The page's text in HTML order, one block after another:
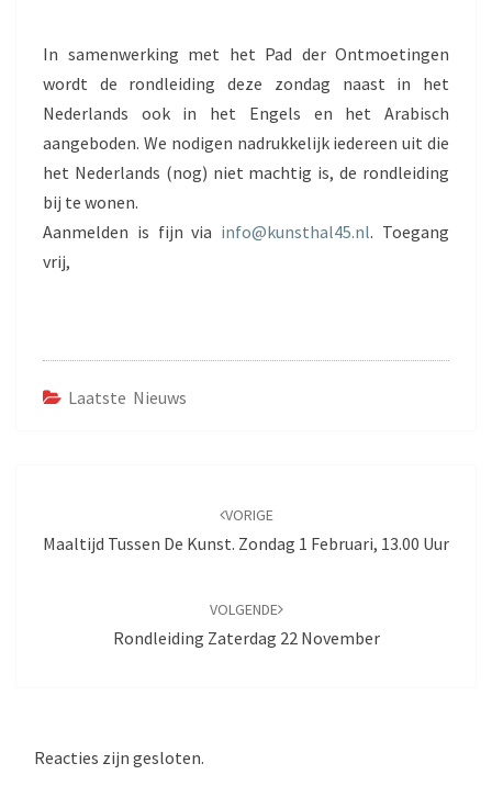
In samenwerking met het Pad der Ontmoetingen
wordt de rondleiding deze zondag naast in het
Nederlands ook in het Engels en het Arabisch
aangeboden. We nodigen nadrukkelijk iedereen uit die
het Nederlands (nog) niet machtig is, de rondleiding
bij te wonen.
Aanmelden is fijn via info@kunsthal45.nl. Toegang
vrij,
Laatste Nieuws
VORIGE
Maaltijd Tussen De Kunst. Zondag 1 Februari, 13.00 Uur
VOLGENDE
Rondleiding Zaterdag 22 November
Reacties zijn gesloten.